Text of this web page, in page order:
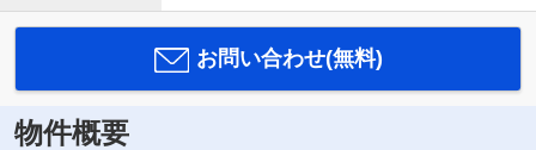
お問い合わせ(無料)
物件概要